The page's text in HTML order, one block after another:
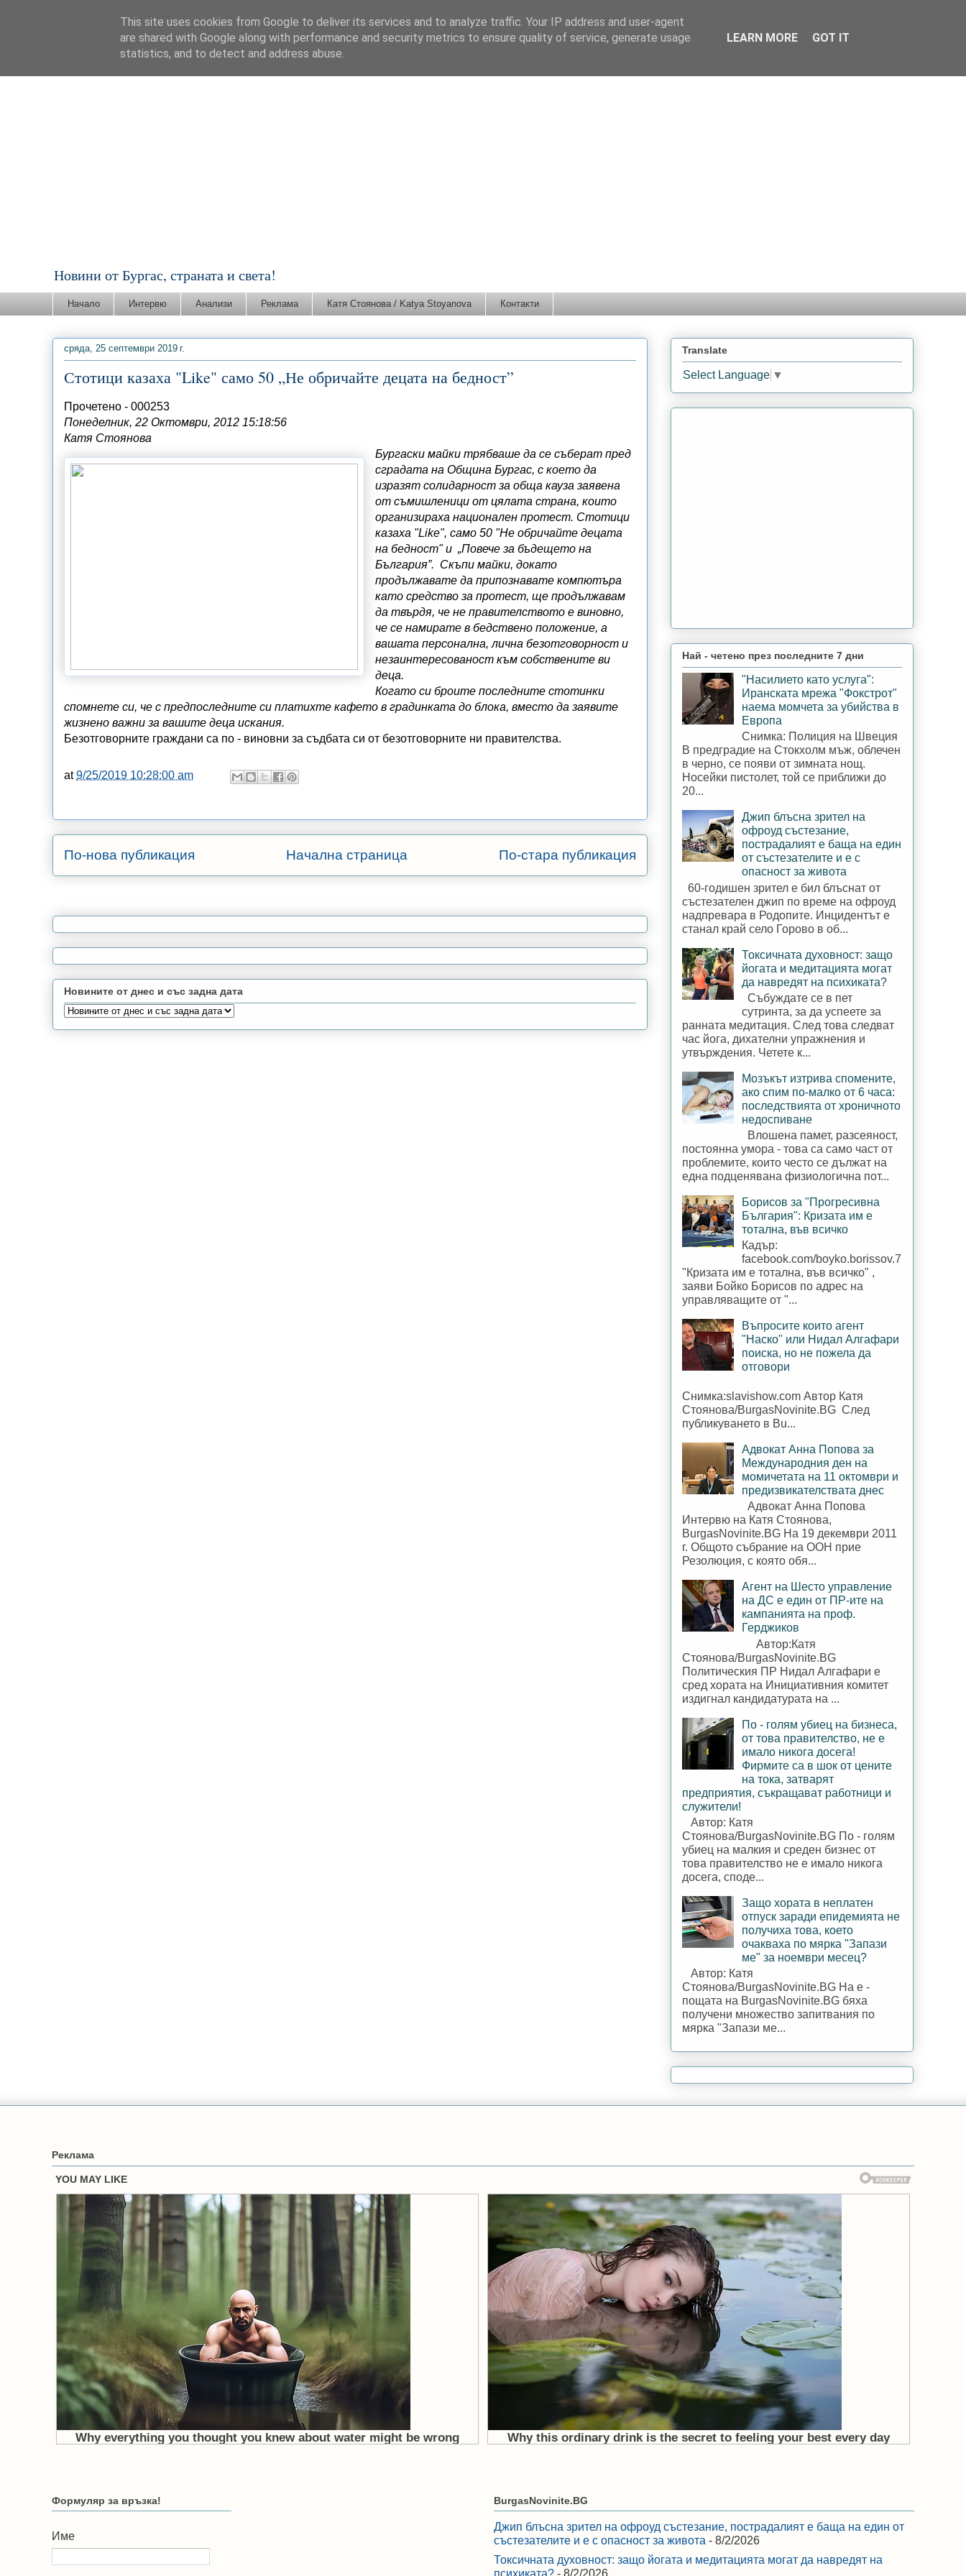
Новини от Бургас, страната и света!
Начало Интервю Анализи Реклама Катя Стоянова / Katya Stoyanova Контакти
сряда, 25 септември 2019 г.
Стотици казаха "Like" само 50 „Не обричайте децата на бедност”
Прочетено - 000253
Понеделник, 22 Октомври, 2012 15:18:56
Катя Стоянова
Бургаски майки трябваше да се съберат пред
сградата на Община Бургас, с което да
изразят солидарност за обща кауза заявена
от съмишленици от цялата страна, които
организираха национален протест. Стотици
казаха "Like", само 50 "Не обричайте децата
на бедност" и „Повече за бъдещето на
България”. Скъпи майки, докато
продължавате да припознавате компютъра
като средство за протест, ще продължавам
да твърдя, че не правителството е виновно,
че се намирате в бедствено положение, а
вашата персонална, лична безотговорност и
незаинтересованост към собствените ви
деца.
Когато си броите последните стотинки
спомнете си, че с предпоследните си платихте кафето в градинката до блока, вместо да заявите
жизнено важни за вашите деца искания.
Безотговорните граждани са по - виновни за съдбата си от безотговорните ни правителства.
at9/25/2019 10:28:00 am
По-нова публикация По-стара публикация
Начална страница
Новините от днес и със задна дата
Translate
Select Language ▼
Най - четено през последните 7 дни
"Насилието като услуга":
Иранската мрежа "Фокстрот"
наема момчета за убийства в
Европа
Снимка: Полиция на Швеция
В предградие на Стокхолм мъж, облечен
в черно, се появи от зимната нощ.
Носейки пистолет, той се приближи до
20...
Джип блъсна зрител на
офроуд състезание,
пострадалият е баща на един
от състезателите и е с
опасност за живота
60-годишен зрител е бил блъснат от
състезателен джип по време на офроуд
надпревара в Родопите. Инцидентът е
станал край село Горово в об...
Токсичната духовност: защо
йогата и медитацията могат
да навредят на психиката?
Събуждате се в пет
сутринта, за да успеете за
ранната медитация. След това следват
час йога, дихателни упражнения и
утвърждения. Четете к...
Мозъкът изтрива спомените,
ако спим по-малко от 6 часа:
последствията от хроничното
недоспиване
Влошена памет, разсеяност,
постоянна умора - това са само част от
проблемите, които често се дължат на
една подценявана физиологична пот...
Борисов за "Прогресивна
България": Кризата им е
тотална, във всичко
Кадър:
facebook.com/boyko.borissov.7
"Кризата им е тотална, във всичко" ,
заяви Бойко Борисов по адрес на
управляващите от "...
Въпросите които агент
"Наско" или Нидал Алгафари
поиска, но не пожела да
отговори
Снимка:slavishow.com Автор Катя
Стоянова/BurgasNovinite.BG След
публикуването в Bu...
Адвокат Анна Попова за
Международния ден на
момичетата на 11 октомври и
предизвикателствата днес
Адвокат Анна Попова
Интервю на Катя Стоянова,
BurgasNovinite.BG На 19 декември 2011
г. Общото събрание на ООН прие
Резолюция, с която обя...
Агент на Шесто управление
на ДС е един от ПР-ите на
кампанията на проф.
Герджиков
Автор:Катя
Стоянова/BurgasNovinite.BG
Политическия ПР Нидал Алгафари е
сред хората на Инициативния комитет
издигнал кандидатурата на ...
По - голям убиец на бизнеса,
от това правителство, не е
имало никога досега!
Фирмите са в шок от цените
на тока, затварят
предприятия, съкращават работници и
служители!
Автор: Катя
Стоянова/BurgasNovinite.BG По - голям
убиец на малкия и среден бизнес от
това правителство не е имало никога
досега, споде...
Защо хората в неплатен
отпуск заради епидемията не
получиха това, което
очакваха по мярка "Запази
ме" за ноември месец?
Автор: Катя
Стоянова/BurgasNovinite.BG На е -
пощата на BurgasNovinite.BG бяха
получени множество запитвания по
мярка "Запази ме...
Реклама
Формуляр за връзка!
Име
BurgasNovinite.BG
Джип блъсна зрител на офроуд състезание, пострадалият е баща на един от
състезателите и е с опасност за живота - 8/2/2026
Токсичната духовност: защо йогата и медитацията могат да навредят на
This site uses cookies from Google to deliver its services and to analyze traffic. Your IP address and user-agent
are shared with Google along with performance and security metrics to ensure quality of service, generate usage
statistics, and to detect and address abuse.
LEARN MORE GOT IT